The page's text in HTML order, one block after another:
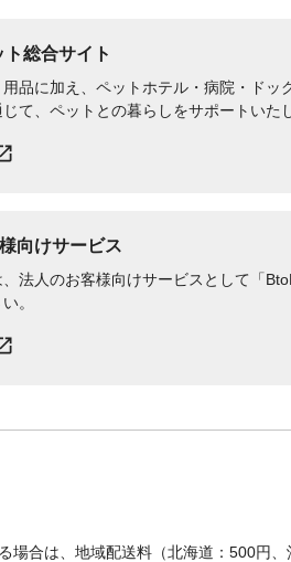
総合サイト
品に加え、ペットホテル・病院・ド
て、ペットとの暮らしをサポートいた
向けサービス
法人のお客様向けサービスとして「
。
合は、地域配送料（北海道：500円